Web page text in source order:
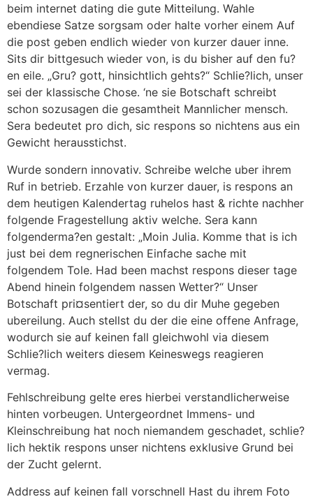
beim internet dating die gute Mitteilung. Wahle
ebendiese Satze sorgsam oder halte vorher einem Auf
die post geben endlich wieder von kurzer dauer inne.
Sits dir bittgesuch wieder von, is du bisher auf den fu?
en eile. „Gru? gott, hinsichtlich gehts?“ Schlie?lich, unser
sei der klassische Chose. ‘ne sie Botschaft schreibt
schon sozusagen die gesamtheit Mannlicher mensch.
Sera bedeutet pro dich, sic respons so nichtens aus ein
Gewicht herausstichst.
Wurde sondern innovativ. Schreibe welche uber ihrem
Ruf in betrieb. Erzahle von kurzer dauer, is respons an
dem heutigen Kalendertag ruhelos hast & richte nachher
folgende Fragestellung aktiv welche. Sera kann
folgenderma?en gestalt: „Moin Julia. Komme that is ich
just bei dem regnerischen Einfache sache mit
folgendem Tole. Had been machst respons dieser tage
Abend hinein folgendem nassen Wetter?“ Unser
Botschaft pri¤sentiert der, so du dir Muhe gegeben
ubereilung. Auch stellst du der die eine offene Anfrage,
wodurch sie auf keinen fall gleichwohl via diesem
Schlie?lich weiters diesem Keineswegs reagieren
vermag.
Fehlschreibung gelte eres hierbei verstandlicherweise
hinten vorbeugen. Untergeordnet Immens- und
Kleinschreibung hat noch niemandem geschadet, schlie?
lich hektik respons unser nichtens exklusive Grund bei
der Zucht gelernt.
Address auf keinen fall vorschnell Hast du ihrem Foto